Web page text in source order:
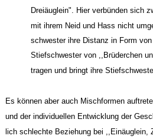
Dreiäuglein". Hier verbünden sich
mit ihrem Neid und Hass nicht
schwester ihre Distanz in Form
Stiefschwester von ,,Brüderchen
tragen und bringt ihre
Es können aber auch Mischformen
und der individuellen Entwicklung der
lich schlechte Beziehung bei